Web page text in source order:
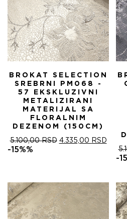
BROKAT SELECTION
SREBRNI PM068 -
57 EKSKLUZIVNI
METALIZIRANI
MATERIJAL SA
FLORALNIM
DEZENOM (150CM)
5.100,00RSD ОРИГИНАЛНА
4.335,00 RSD
ЦЕНА
-15%%
-